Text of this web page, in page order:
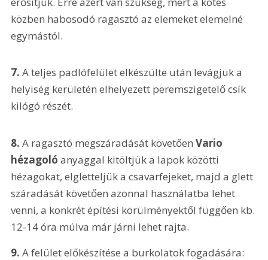
közben habosodó ragasztó az elemeket elemelné
egymástól.
7. A teljes padlófelület elkészülte után levágjuk a
helyiség kerületén elhelyezett peremszigetelő csík
kilógó részét.
8. A ragasztó megszáradását követően Vario
hézagoló anyaggal kitöltjük a lapok közötti
hézagokat, elgletteljük a csavarfejeket, majd a glett
száradását követően azonnal használatba lehet
venni, a konkrét építési körülményektől függően kb.
12-14 óra múlva már járni lehet rajta.
9. A felület előkészítése a burkolatok fogadására: